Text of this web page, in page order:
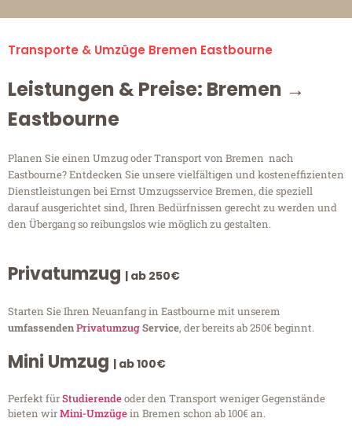
Transporte & Umzüge Bremen Eastbourne
Leistungen & Preise: Bremen →
Eastbourne
Planen Sie einen Umzug oder Transport von Bremen nach
Eastbourne? Entdecken Sie unsere vielfältigen und kosteneffizienten
Dienstleistungen bei Ernst Umzugsservice Bremen, die speziell
darauf ausgerichtet sind, Ihren Bedürfnissen gerecht zu werden und
den Übergang so reibungslos wie möglich zu gestalten.
Privatumzug | ab 250€
Starten Sie Ihren Neuanfang in Eastbourne mit unserem
umfassendenPrivatumzugService, der bereits ab 250€ beginnt.
Mini Umzug | ab 100€
Perfekt fürStudierendeoder den Transport weniger Gegenstände
bieten wirMini-Umzügein Bremen schon ab 100€ an.